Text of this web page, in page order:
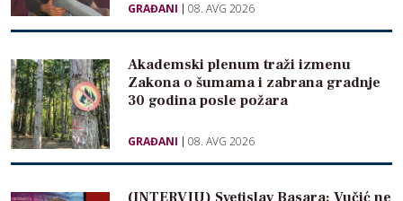
GRAĐANI 08. AVG 2026
Akademski plenum traži izmenu
Zakona o šumama i zabrana gradnje
30 godina posle požara
GRAĐANI 08. AVG 2026